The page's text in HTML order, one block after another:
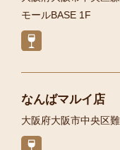
モールBASE 1F
なんばマルイ店
大阪府大阪市中央区